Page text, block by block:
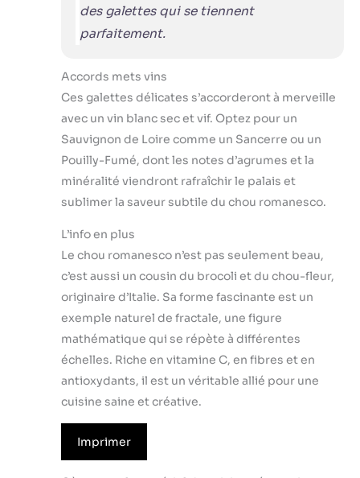
des galettes qui se tiennent
parfaitement.
Accords mets vins
Ces galettes délicates s’accorderont à merveille
avec un vin blanc sec et vif. Optez pour un
Sauvignon de Loire comme un Sancerre ou un
Pouilly-Fumé, dont les notes d’agrumes et la
minéralité viendront rafraîchir le palais et
sublimer la saveur subtile du chou romanesco.
L’info en plus
Le chou romanesco n’est pas seulement beau,
c’est aussi un cousin du brocoli et du chou-fleur,
originaire d’Italie. Sa forme fascinante est un
exemple naturel de fractale, une figure
mathématique qui se répète à différentes
échelles. Riche en vitamine C, en fibres et en
antioxydants, il est un véritable allié pour une
cuisine saine et créative.
Imprimer